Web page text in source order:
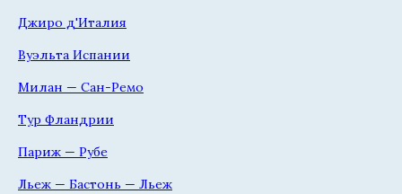
Джиро д'Италия
Вуэльта Испании
Милан — Сан-Ремо
Тур Фландрии
Париж — Рубе
Льеж — Бастонь — Льеж